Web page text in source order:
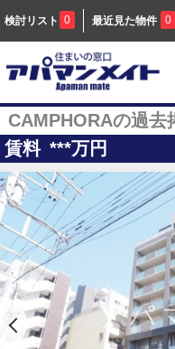
検討リスト 0 最近見た物件 0
CAMPHORAの過去
賃料 ***万円